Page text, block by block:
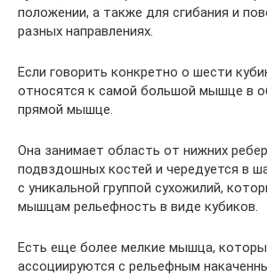
положении, а также для сгибания и
разных направлениях.
Если говорить конкретно о шести
относятся к самой большой мышце в
прямой мышце.
Она занимает область от нижних
подвздошных костей и чередуется в
с уникальной группой сухожилий,
мышцам рельефность в виде кубиков.
Есть еще более мелкие мышца,
ассоциируются с рельефным